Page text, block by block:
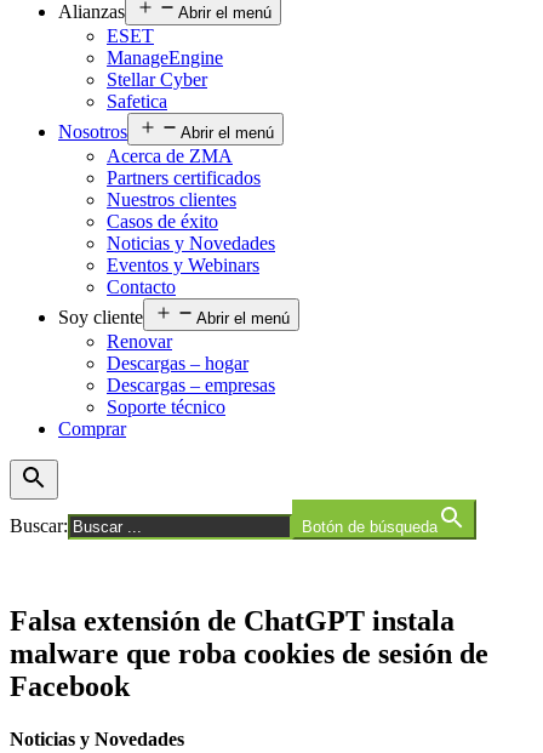
Alianzas
Abrir el menú
ESET
ManageEngine
Stellar Cyber
Safetica
Nosotros
Abrir el menú
Acerca de ZMA
Partners certificados
Nuestros clientes
Casos de éxito
Noticias y Novedades
Eventos y Webinars
Contacto
Soy cliente
Abrir el menú
Renovar
Descargas – hogar
Descargas – empresas
Soporte técnico
Comprar
Buscar: Botón de búsqueda
Falsa extensión de ChatGPT instala
malware que roba cookies de sesión de
Facebook
Noticias y Novedades